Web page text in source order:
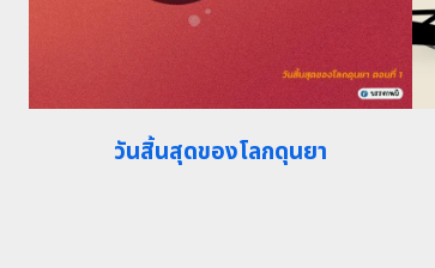
วันสิ้นสุดของโลกดุนยา